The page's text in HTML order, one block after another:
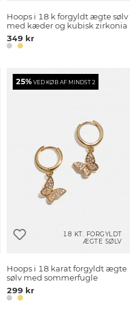
Hoops i 18 k forgyldt ægte sølv
med kæder og kubisk zirkonia
349 kr
25%VED KØB AF MINDST 2
18 KT. FORGYLDT
ÆGTE SØLV
Hoops i 18 karat forgyldt ægte
sølv med sommerfugle
299 kr